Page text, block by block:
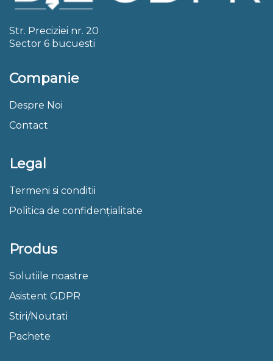
Str. Preciziei nr. 20
Sector 6 bucuesti
Companie
Despre Noi
Contact
Legal
Termeni si conditii
Politica de confidențialitate
Produs
Solutiile noastre
Asistent GDPR
Stiri/Noutati
Pachete